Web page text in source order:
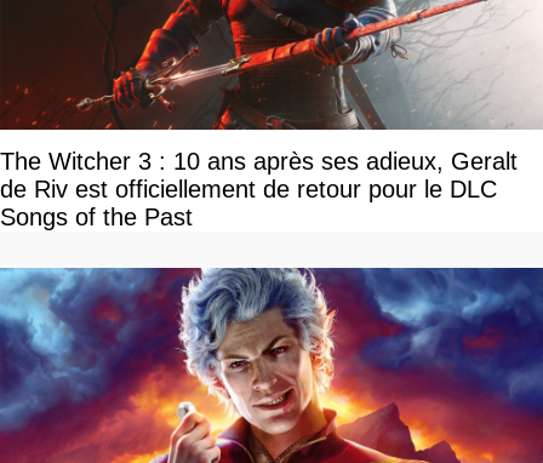
The Witcher 3 : 10 ans après ses adieux, Geralt
de Riv est officiellement de retour pour le DLC
Songs of the Past